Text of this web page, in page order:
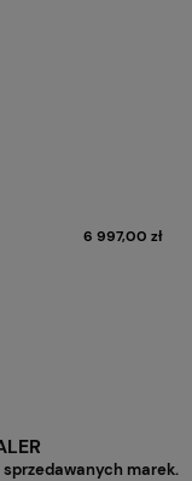
6 997,00 zł
marek.